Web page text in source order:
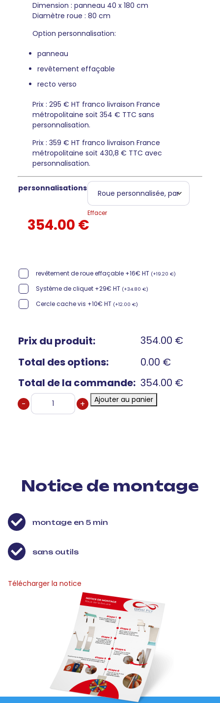
Dimension : panneau 40 x 180 cm
Diamètre roue : 80 cm
Option personnalisation:
panneau
revêtement effaçable
recto verso
Prix : 295 € HT franco livraison France
métropolitaine soit 354 € TTC sans
personnalisation.
Prix : 359 € HT franco livraison France
métropolitaine soit 430,8 € TTC avec
personnalisation.
personnalisations
Effacer
354.00 €
revêtement de roue effaçable +16€ HT (+19.20 €)
Système de cliquet +29€ HT (+34.80 €)
Cercle cache vis +10€ HT (+12.00 €)
Prix du produit: 354.00 €
Total des options:
0.00 €
Total de la commande: 354.00 €
quantité
Ajouter au panier
Notice de montage
montage en 5 min
sans outils
Télécharger la notice